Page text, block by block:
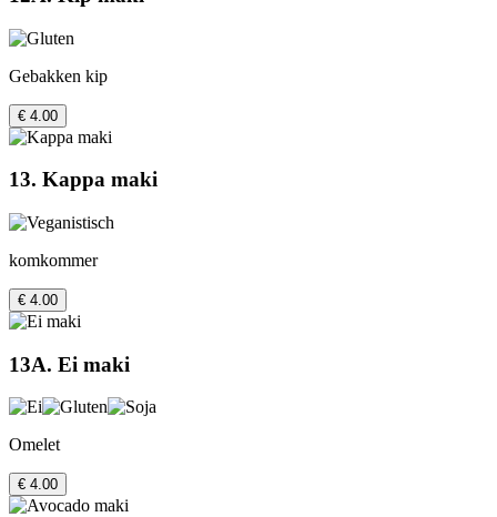
Gebakken kip
€ 4.00
13. Kappa maki
komkommer
€ 4.00
13A. Ei maki
Omelet
€ 4.00